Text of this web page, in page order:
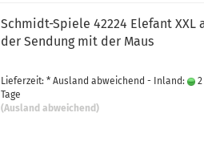
Schmidt-Spiele 42224 Elefant XXL
der Sendung mit der Maus
Lieferzeit: * Ausland abweichend - Inland:
2
Tage
(Ausland abweichend)